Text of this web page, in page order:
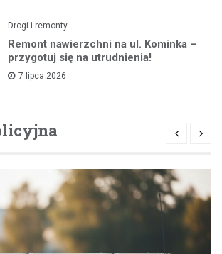
Drogi i remonty
Remont nawierzchni na ul. Kominka –
przygotuj się na utrudnienia!
7 lipca 2026